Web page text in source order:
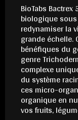
BioTabs
biologique
redynamiser la
grande échelle.
bénéfiques du
genre
complexe
du système
ces micro-
organique en
vos fruits,